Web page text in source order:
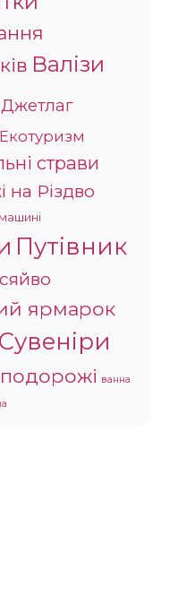
Валізи
Джетлаг
Екотуризм
страви
на Різдво
Путівник
ярмарок
Сувеніри
ванна